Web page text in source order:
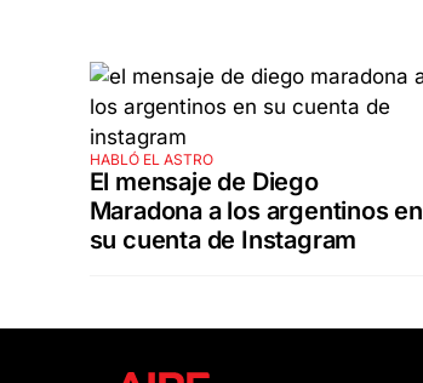
HABLÓ EL ASTRO
El mensaje de Diego
Maradona a los argentinos en
su cuenta de Instagram